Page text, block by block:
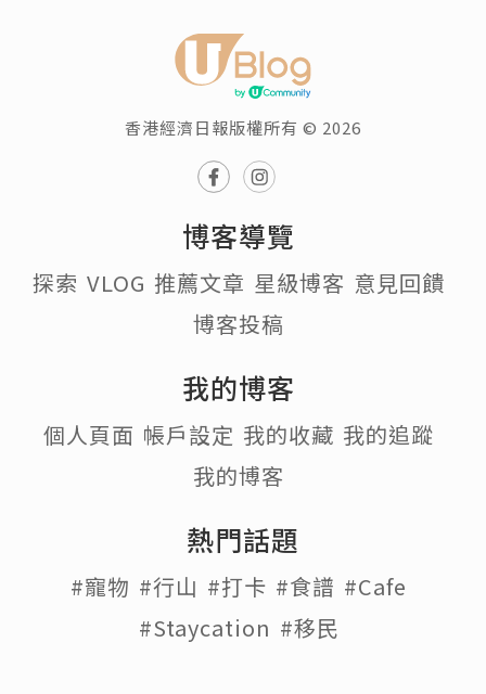
香港經濟日報版權所有 © 2026
博客導覽
探索 VLOG 推薦文章 星級博客 意見回饋
博客投稿
我的博客
個人頁面 帳戶設定 我的收藏 我的追蹤
我的博客
熱門話題
#寵物 #行山 #打卡 #食譜 #Cafe
#Staycation #移民